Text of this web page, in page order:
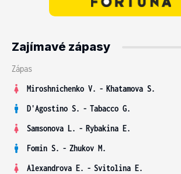
Zajímavé zápasy
Zápas
Miroshnichenko V. - Khatamova S.
D'Agostino S. - Tabacco G.
Samsonova L. - Rybakina E.
Fomin S. - Zhukov M.
Alexandrova E. - Svitolina E.